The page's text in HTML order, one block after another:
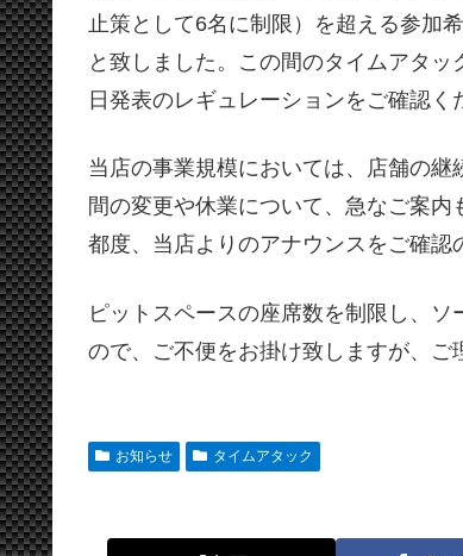
止策として6名に制限）を超える参加
と致しました。この間のタイムアタ
日発表のレギュレーションをご確認く
当店の事業規模においては、店舗の
間の変更や休業について、急なご案内
都度、当店よりのアナウンスをご確認
ピットスペースの座席数を制限し、
ので、ご不便をお掛け致しますが、ご
お知らせ タイムアタック